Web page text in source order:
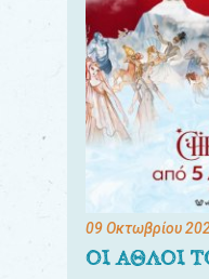
09 Οκτωβρίου
ΟΙ ΑΘΛΟΙ